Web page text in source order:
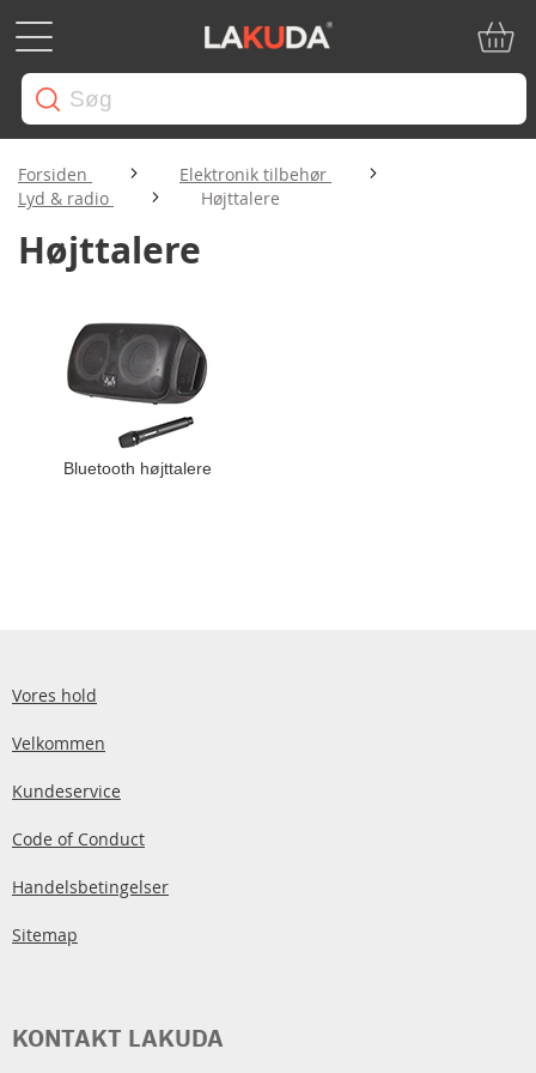
Forsiden
Elektronik tilbehør
Lyd & radio
Højttalere
Højttalere
Bluetooth højttalere
Vores hold
Velkommen
Kundeservice
Code of Conduct
Handelsbetingelser
Sitemap
KONTAKT LAKUDA